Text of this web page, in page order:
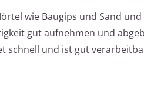
wie Baugips und Sand
gut aufnehmen und
schnell und ist gut